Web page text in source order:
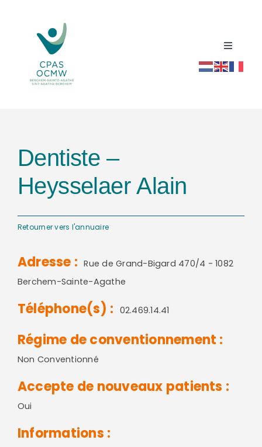
contenu
Toggle
Accueil
Actualités
Ressources
Contact
Dentiste –
Heysselaer Alain
Retourner vers l'annuaire
Adresse : Rue de Grand-Bigard 470/4 - 1082
Berchem-Sainte-Agathe
Téléphone(s) : 02.469.14.41
Régime de conventionnement :
Non Conventionné
Accepte de nouveaux patients :
Oui
Informations :